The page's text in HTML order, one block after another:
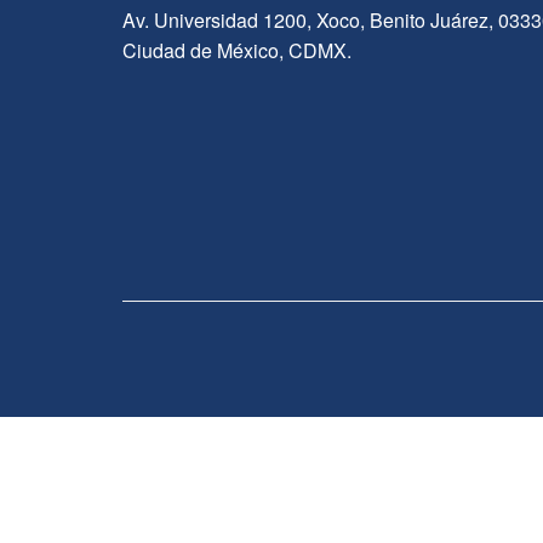
Av. Universidad 1200, Xoco, Benito Juárez,
Ciudad de México, CDMX.